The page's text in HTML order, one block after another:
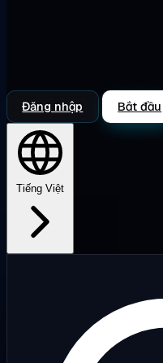
Đăng nhập Bắt đầu
Tiếng Việt